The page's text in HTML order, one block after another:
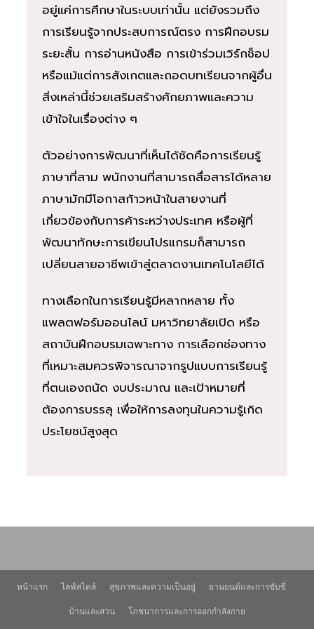
อยู่แค่การศึกษาในระบบเท่านั้น แต่ยังรวมถึง
การเรียนรู้จากประสบการณ์ตรง การฝึกอบรม
ระยะสั้น การอ่านหนังสือ การเข้าร่วมเวิร์กช็อป
หรือแม้แต่การสังเกตและถอดบทเรียนจากผู้อื่น
สิ่งเหล่านี้ช่วยเสริมสร้างศักยภาพและความ
เข้าใจในเรื่องต่าง ๆ
ตัวอย่างการพัฒนาที่เห็นได้ชัดคือการเรียนรู้
ภาษาที่สาม พนักงานที่สามารถสื่อสารได้หลาย
ภาษามักมีโอกาสก้าวหน้าในสายงานที่
เกี่ยวข้องกับการค้าระหว่างประเทศ หรือผู้ที่
พัฒนาทักษะการเขียนโปรแกรมก็สามารถ
เปลี่ยนสายอาชีพเข้าสู่ตลาดงานเทคโนโลยีได้
ทางเลือกในการเรียนรู้มีหลากหลาย ทั้ง
แพลตฟอร์มออนไลน์ มหาวิทยาลัยเปิด หรือ
สถาบันฝึกอบรมเฉพาะทาง การเลือกช่องทาง
ที่เหมาะสมควรพิจารณาจากรูปแบบการเรียนรู้
ที่ตนเองถนัด งบประมาณ และเป้าหมายที่
ต้องการบรรลุ เพื่อให้การลงทุนในความรู้เกิด
ประโยชน์สูงสุด
หน้าแรก ไลฟ์สไตล์ สุขภาพและความเป็นอยู่ ยานยนต์และการขับขี่
บ้านและสวน โภชนาการและการออกกำลังกาย